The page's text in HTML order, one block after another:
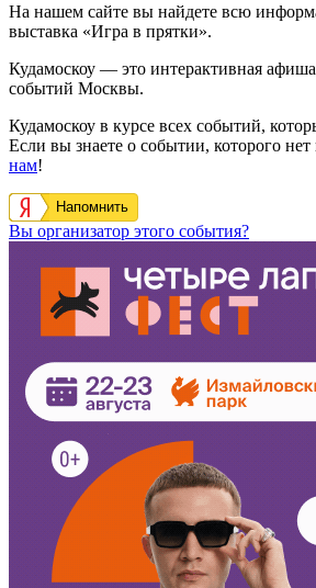
На нашем сайте вы найдете всю
выставка «Игра в прятки».
Кудамоскоу — это интерактивная
событий Москвы.
Кудамоскоу в курсе всех событий,
Если вы знаете о событии, которого нет
нам!
Напомнить
Вы организатор этого события?